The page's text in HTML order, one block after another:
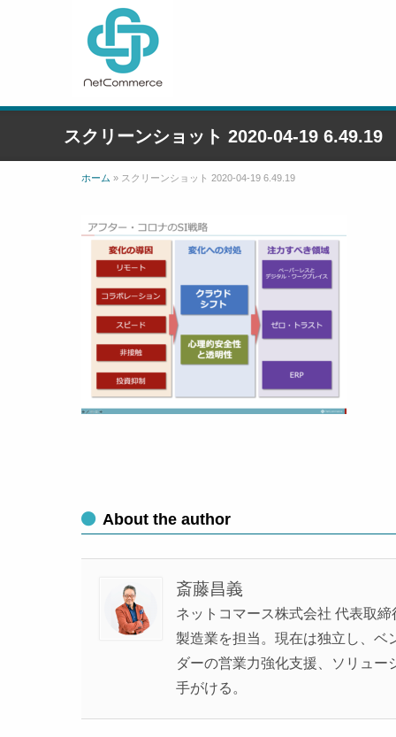
スクリーンショット 2020-04-19 6.49.19
ホーム » スクリーンショット 2020-04-19 6.49.19
About the author
斎藤昌義
ネットコマース株式会社 代表取
製造業を担当。現在は独立し、ベ
ダーの営業力強化支援、ソリュ
手がける。